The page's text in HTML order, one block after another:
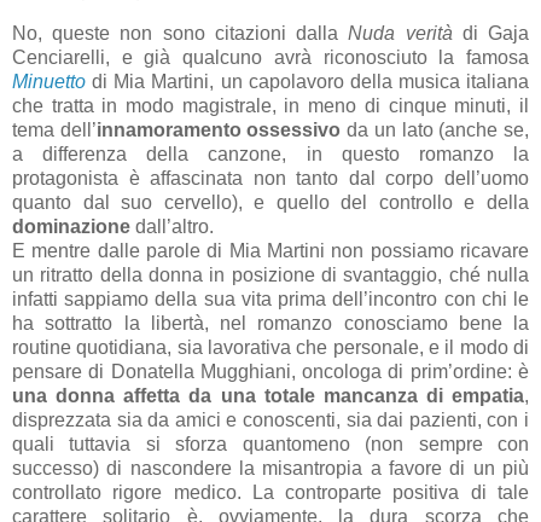
No, queste non sono citazioni dallaNuda verità di Gaja
Cenciarelli, e già qualcuno avrà riconosciuto la famosa
Minuetto di Mia Martini, un capolavoro della musica italiana
che tratta in modo magistrale, in meno di cinque minuti, il
tema dell’innamoramento ossessivo da un lato (anche se,
a differenza della canzone, in questo romanzo la
protagonista è affascinata non tanto dal corpo dell’uomo
quanto dal suo cervello), e quello del controllo e della
dominazione dall’altro.
E mentre dalle parole di Mia Martini non possiamo ricavare
un ritratto della donna in posizione di svantaggio, ché nulla
infatti sappiamo della sua vita prima dell’incontro con chi le
ha sottratto la libertà, nel romanzo conosciamo bene la
routine quotidiana, sia lavorativa che personale, e il modo di
pensare di Donatella Mugghiani, oncologa di prim’ordine: è
una donna affetta da una totale mancanza di empatia,
disprezzata sia da amici e conoscenti, sia dai pazienti, con i
quali tuttavia si sforza quantomeno (non sempre con
successo) di nascondere la misantropia a favore di un più
controllato rigore medico. La controparte positiva di tale
carattere solitario è, ovviamente, la dura scorza che